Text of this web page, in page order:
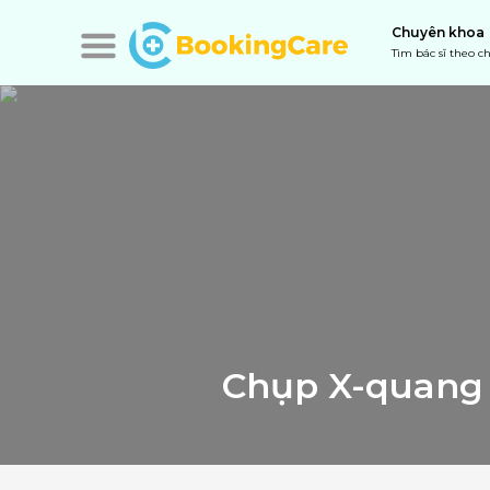
Chuyên khoa
Tìm bác sĩ theo
Chụp X-